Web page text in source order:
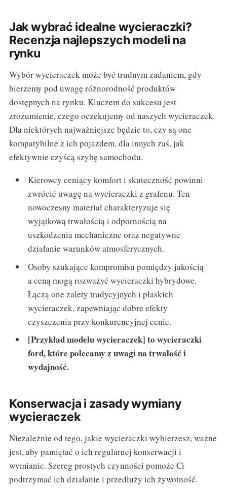
Jak wybrać idealne wycieraczki?
Recenzja najlepszych modeli na
rynku
Wybór wycieraczek może być trudnym zadaniem, gdy
bierzemy pod uwagę różnorodność produktów
dostępnych na rynku. Kluczem do sukcesu jest
zrozumienie, czego oczekujemy od naszych wycieraczek.
Dla niektórych najważniejsze będzie to, czy są one
kompatybilne z ich pojazdem, dla innych zaś, jak
efektywnie czyścą szybę samochodu.
Kierowcy ceniący komfort i skuteczność powinni
zwrócić uwagę na wycieraczki z grafenu. Ten
nowoczesny materiał charakteryzuje się
wyjątkową trwałością i odpornością na
uszkodzenia mechaniczne oraz negatywne
działanie warunków atmosferycznych.
Osoby szukające kompromisu pomiędzy jakością
a ceną mogą rozważyć wycieraczki hybrydowe.
Łączą one zalety tradycyjnych i płaskich
wycieraczek, zapewniając dobre efekty
czyszczenia przy konkurencyjnej cenie.
[Przykład modelu wycieraczek] to wycieraczki
ford, które polecamy z uwagi na trwałość i
wydajność.
Konserwacja i zasady wymiany
wycieraczek
Niezależnie od tego, jakie wycieraczki wybierzesz, ważne
jest, aby pamiętać o ich regularnej konserwacji i
wymianie. Szereg prostych czynności pomoże Ci
podtrzymać ich działanie i przedłuży ich żywotność.